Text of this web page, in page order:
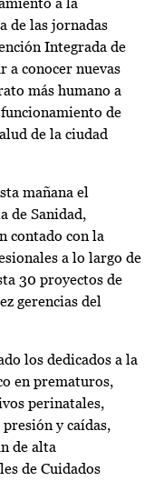
de las jornadas
Integrada de
a conocer nuevas
más humano a
de
de la ciudad
mañana el
de Sanidad,
contado con la
a lo largo de
30 proyectos de
gerencias del
los dedicados a la
en prematuros,
perinatales,
y caídas,
de alta
de Cuidados